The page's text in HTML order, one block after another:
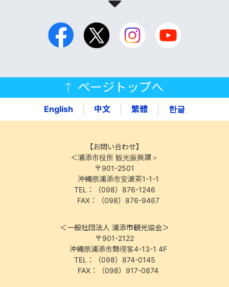
ページトップへ
English 中文 繁體 한글
【お問い合わせ】
＜浦添市役所 観光振興課＞
〒901-2501
沖縄県浦添市安波茶1-1-1
TEL：（098）876-1246
FAX：（098）876-9467
＜一般社団法人 浦添市観光協会＞
〒901-2122
沖縄県浦添市勢理客4-13-1 4F
TEL：（098）874-0145
FAX：（098）917-0874